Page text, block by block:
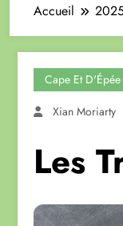
Accueil
Cape Et D'Épée
Xian Moriarty
Les